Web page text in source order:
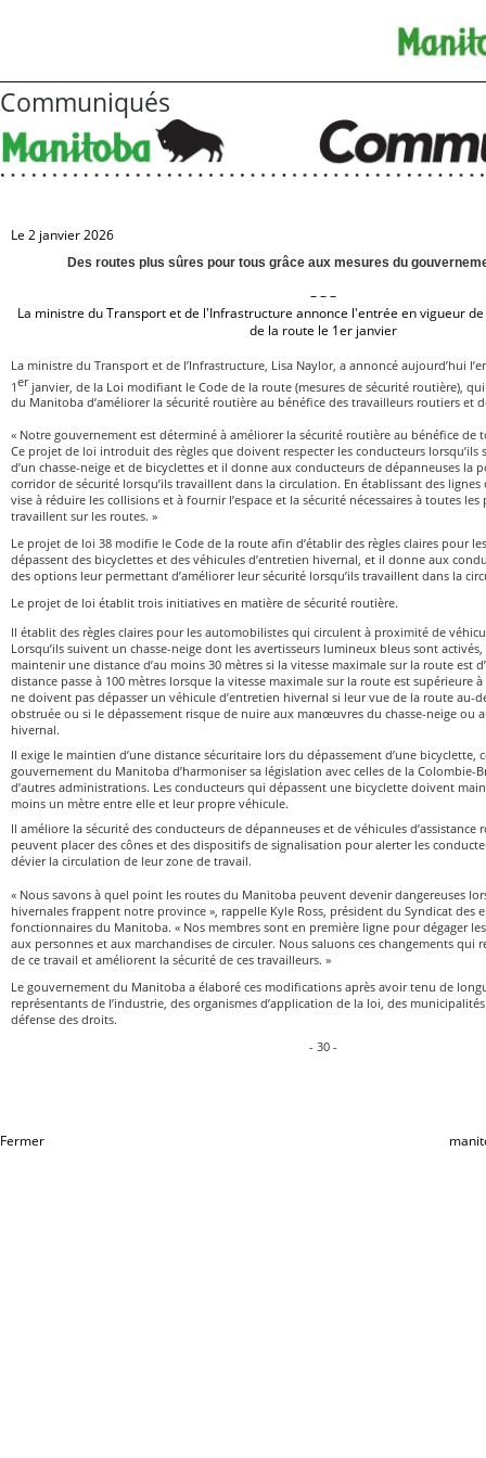
Communiqués
Le 2 janvier 2026
Des routes plus sûres pour tous grâce aux mesures du
– – –
La ministre du Transport et de l'Infrastructure annonce l'entrée en vigueur
de la route le 1er janvier
La ministre du Transport et de l’Infrastructure, Lisa Naylor, a annoncé aujourd’hui
1erjanvier, de la Loi modifiant le Code de la route (mesures de sécurité routière),
du Manitoba d’améliorer la sécurité routière au bénéfice des travailleurs routiers et
« Notre gouvernement est déterminé à améliorer la sécurité routière au bénéfice de
Ce projet de loi introduit des règles que doivent respecter les conducteurs
d’un chasse-neige et de bicyclettes et il donne aux conducteurs de dépanneuses la
corridor de sécurité lorsqu’ils travaillent dans la circulation. En établissant des lignes
vise à réduire les collisions et à fournir l’espace et la sécurité nécessaires à toutes
travaillent sur les routes. »
Le projet de loi 38 modifie le Code de la route afin d’établir des règles claires pour
dépassent des bicyclettes et des véhicules d’entretien hivernal, et il donne aux
des options leur permettant d’améliorer leur sécurité lorsqu’ils travaillent dans la
Le projet de loi établit trois initiatives en matière de sécurité routière.
Il établit des règles claires pour les automobilistes qui circulent à proximité de
Lorsqu’ils suivent un chasse-neige dont les avertisseurs lumineux bleus sont
maintenir une distance d’au moins 30 mètres si la vitesse maximale sur la route est
distance passe à 100 mètres lorsque la vitesse maximale sur la route est supérieure
ne doivent pas dépasser un véhicule d’entretien hivernal si leur vue de la route au-
obstruée ou si le dépassement risque de nuire aux manœuvres du chasse-neige ou
hivernal.
Il exige le maintien d’une distance sécuritaire lors du dépassement d’une bicyclette,
gouvernement du Manitoba d’harmoniser sa législation avec celles de la Colombie-
d’autres administrations. Les conducteurs qui dépassent une bicyclette doivent
moins un mètre entre elle et leur propre véhicule.
Il améliore la sécurité des conducteurs de dépanneuses et de véhicules d’assistance
peuvent placer des cônes et des dispositifs de signalisation pour alerter les
dévier la circulation de leur zone de travail.
« Nous savons à quel point les routes du Manitoba peuvent devenir dangereuses
hivernales frappent notre province », rappelle Kyle Ross, président du Syndicat des
fonctionnaires du Manitoba. « Nos membres sont en première ligne pour dégager
aux personnes et aux marchandises de circuler. Nous saluons ces changements qui
de ce travail et améliorent la sécurité de ces travailleurs. »
Le gouvernement du Manitoba a élaboré ces modifications après avoir tenu de
représentants de l’industrie, des organismes d’application de la loi, des
défense des droits.
- 30 -
Fermer